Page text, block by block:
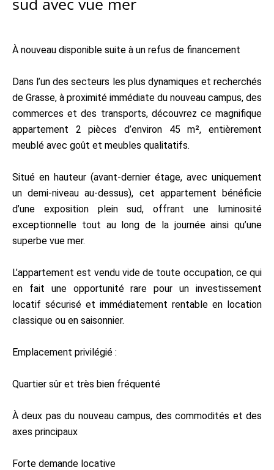
À nouveau disponible suite à un refus de financement
Dans l’un des secteurs les plus dynamiques et recherchés
de Grasse, à proximité immédiate du nouveau campus, des
commerces et des transports, découvrez ce magnifique
appartement 2 pièces d’environ 45 m², entièrement
meublé avec goût et meubles qualitatifs.
Situé en hauteur (avant-dernier étage, avec uniquement
un demi-niveau au-dessus), cet appartement bénéficie
d’une exposition plein sud, offrant une luminosité
exceptionnelle tout au long de la journée ainsi qu’une
superbe vue mer.
L’appartement est vendu vide de toute occupation, ce qui
en fait une opportunité rare pour un investissement
locatif sécurisé et immédiatement rentable en location
classique ou en saisonnier.
Emplacement privilégié :
Quartier sûr et très bien fréquenté
À deux pas du nouveau campus, des commodités et des
axes principaux
Forte demande locative